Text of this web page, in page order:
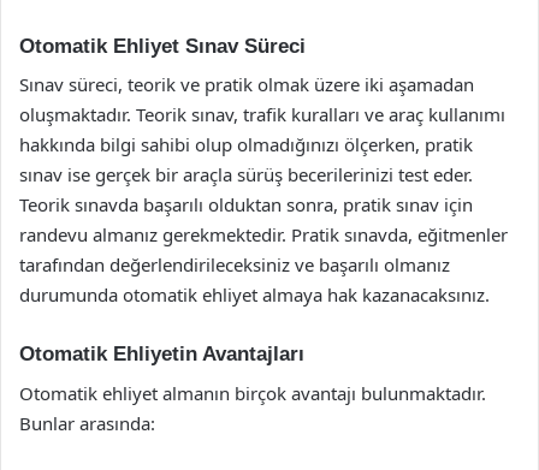
Otomatik Ehliyet Sınav Süreci
Sınav süreci, teorik ve pratik olmak üzere iki aşamadan
oluşmaktadır. Teorik sınav, trafik kuralları ve araç kullanımı
hakkında bilgi sahibi olup olmadığınızı ölçerken, pratik
sınav ise gerçek bir araçla sürüş becerilerinizi test eder.
Teorik sınavda başarılı olduktan sonra, pratik sınav için
randevu almanız gerekmektedir. Pratik sınavda, eğitmenler
tarafından değerlendirileceksiniz ve başarılı olmanız
durumunda otomatik ehliyet almaya hak kazanacaksınız.
Otomatik Ehliyetin Avantajları
Otomatik ehliyet almanın birçok avantajı bulunmaktadır.
Bunlar arasında: